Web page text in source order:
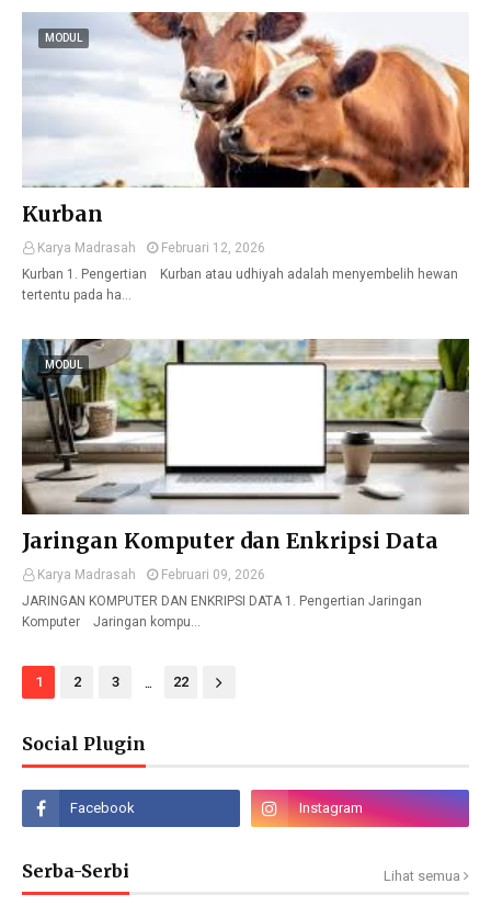
MODUL
Kurban
Karya Madrasah
Februari 12, 2026
Kurban 1. Pengertian Kurban atau udhiyah adalah menyembelih hewan
tertentu pada ha…
MODUL
Jaringan Komputer dan Enkripsi Data
Karya Madrasah
Februari 09, 2026
JARINGAN KOMPUTER DAN ENKRIPSI DATA 1. Pengertian Jaringan
Komputer Jaringan kompu…
1 2 3 ... 22
Social Plugin
Serba-Serbi Lihat semua